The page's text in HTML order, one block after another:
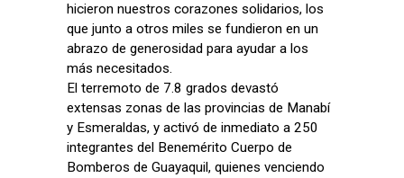
hicieron nuestros corazones solidarios, los
que junto a otros miles se fundieron en un
abrazo de generosidad para ayudar a los
más necesitados.
El terremoto de 7.8 grados devastó
extensas zonas de las provincias de Manabí
y Esmeraldas, y activó de inmediato a 250
integrantes del Benemérito Cuerpo de
Bomberos de Guayaquil, quienes venciendo